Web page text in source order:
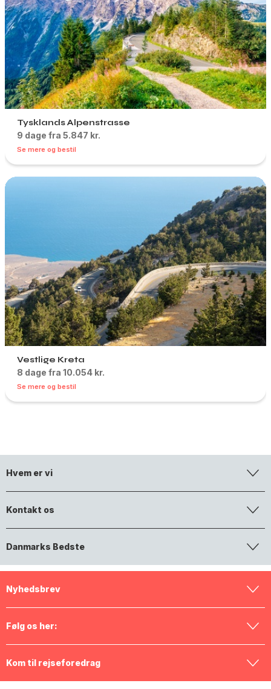
Tysklands Alpenstrasse
9 dage fra 5.847 kr.
Se mere og bestil
Vestlige Kreta
8 dage fra 10.054 kr.
Se mere og bestil
Hvem er vi
Kontakt os
Danmarks Bedste
Nyhedsbrev
Følg os her:
Kom til rejseforedrag